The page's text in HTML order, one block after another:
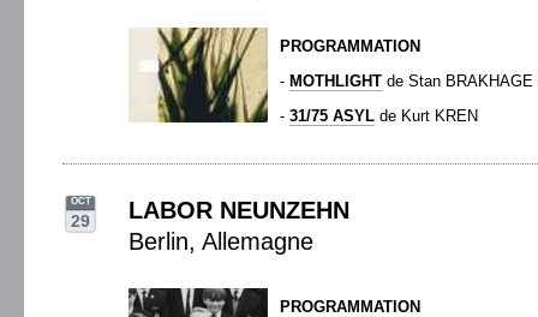
PROGRAMMATION
- MOTHLIGHT de Stan BRAKHAGE
- 31/75 ASYL de Kurt KREN
OCT
29
LABOR NEUNZEHN
Berlin, Allemagne
PROGRAMMATION